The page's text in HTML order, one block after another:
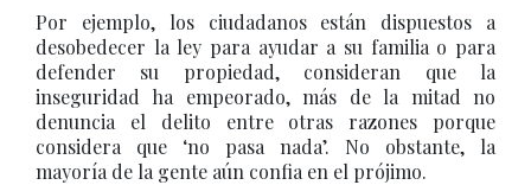
Por ejemplo, los ciudadanos están dispuestos a
desobedecer la ley para ayudar a su familia o para
defender su propiedad, consideran que la
inseguridad ha empeorado, más de la mitad no
denuncia el delito entre otras razones porque
considera que ‘no pasa nada’. No obstante, la
mayoría de la gente aún confia en el prójimo.